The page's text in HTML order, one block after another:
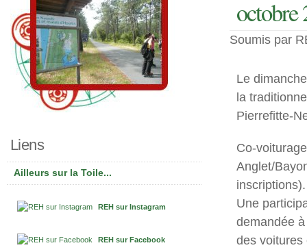
octobre
Soumis par
Le
la
Pierrefitte-
Co-
Anglet/
inscriptions).
Une
demandée
des voitures
Liens
Ailleurs sur la Toile...
REH sur Instagram
REH sur Facebook